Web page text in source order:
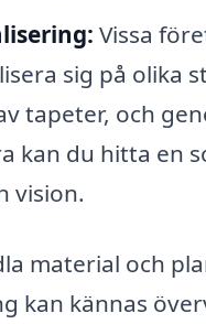
Vissa
sig på olika
tapeter, och
kan du hitta en
vision.
material och
kan kännas